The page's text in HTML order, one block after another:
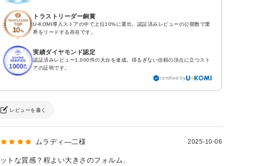
トラストリーダー銅賞
U-KOMI導入ストアの中で上位10%に選出。認証済みレビューの公開数で業
界をリードする存在です。
実績ダイヤモンド認定
認証済みレビュー1,000件の大台を達成。揺るぎない信頼の頂点に立つスト
アの証明です。
certified by
レビューを書く
ムラディ―二様 2025-10-06
トな質感？程よい大きさのフォルム、